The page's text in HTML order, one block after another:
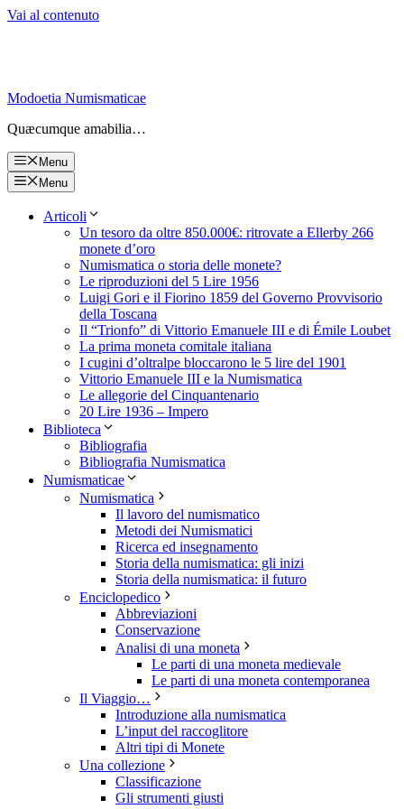
Vai al contenuto
Modoetia Numismaticae
Quæcumque amabilia…
Menu
Menu
Articoli
Un tesoro da oltre 850.000€: ritrovate a Ellerby 266
monete d’oro
Numismatica o storia delle monete?
Le riproduzioni del 5 Lire 1956
Luigi Gori e il Fiorino 1859 del Governo Provvisorio
della Toscana
Il “Trionfo” di Vittorio Emanuele III e di Émile Loubet
La prima moneta comitale italiana
I cugini d’oltralpe bloccarono le 5 lire del 1901
Vittorio Emanuele III e la Numismatica
Le allegorie del Cinquantenario
20 Lire 1936 – Impero
Biblioteca
Bibliografia
Bibliografia Numismatica
Numismaticae
Numismatica
Il lavoro del numismatico
Metodi dei Numismatici
Ricerca ed insegnamento
Storia della numismatica: gli inizi
Storia della numismatica: il futuro
Enciclopedico
Abbreviazioni
Conservazione
Analisi di una moneta
Le parti di una moneta medievale
Le parti di una moneta contemporanea
Il Viaggio…
Introduzione alla numismatica
L’input del raccoglitore
Altri tipi di Monete
Una collezione
Classificazione
Gli strumenti giusti